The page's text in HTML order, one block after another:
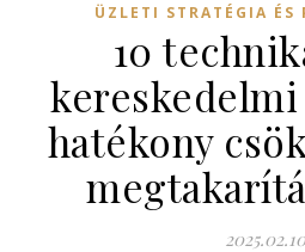
ÜZLETI STRATÉGIA ÉS
10
hatékony